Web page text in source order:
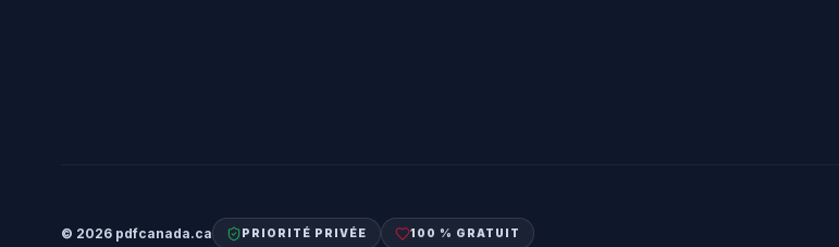
© 2026 pdfcanada.ca PRIORITÉ PRIVÉE 100 % GRATUIT